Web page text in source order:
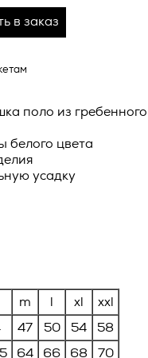
в заказ
поло из гребенного
белого цвета
усадку
m l xl
xxl
47 50 54
58
64 66 68
70